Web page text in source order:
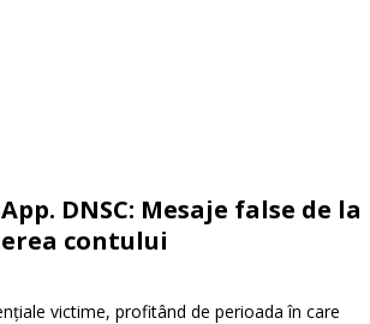
DNSC: Mesaje false de la
contului
victime, profitând de perioada în care